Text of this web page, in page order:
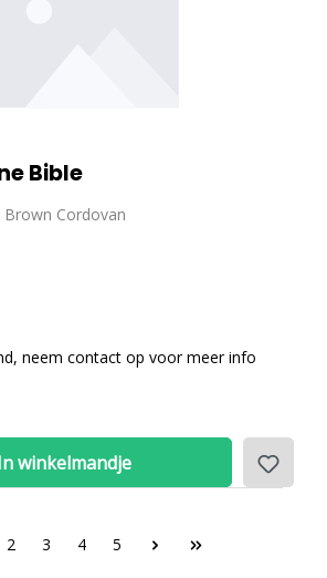
Bible
Cordovan
neem contact op voor meer info
winkelmandje
2 3 4 5